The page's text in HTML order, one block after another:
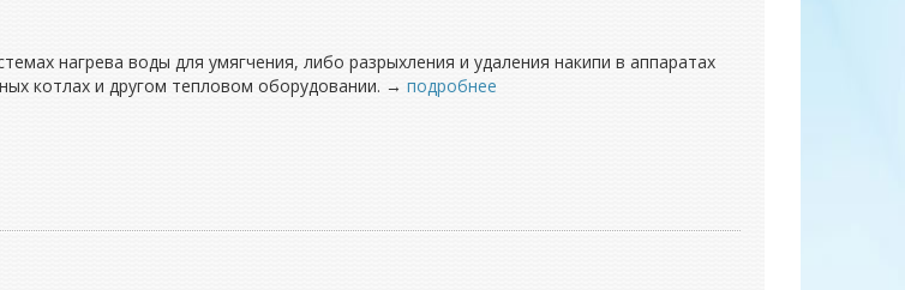
нагрева воды для умягчения, либо разрыхления и удаления накипи в аппаратах
котлах и другом тепловом оборудовании. → подробнее